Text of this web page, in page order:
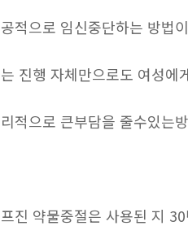
적으로 임신중단하는 방법
진행 자체만으로도 여성에
적으로 큰부담을 줄수있는
진 약물중절은 사용된 지